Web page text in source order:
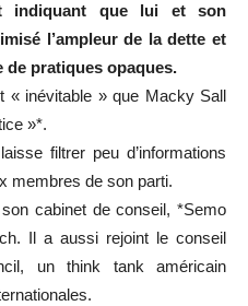
indiquant que lui et son
l’ampleur de la dette et
de pratiques opaques.
« inévitable » que Macky Sall
»*.
filtrer peu d’informations
membres de son parti.
cabinet de conseil, *Semo
Il a aussi rejoint le conseil
un think tank américain